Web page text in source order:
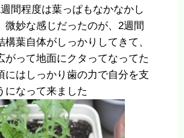
間程度は葉っぱもなかなかし
微妙な感じだったのが、2週間
構葉自体がしっかりしてきて、
がって地面にクタってなってた
にはしっかり歯の力で自分を支
になって来ました